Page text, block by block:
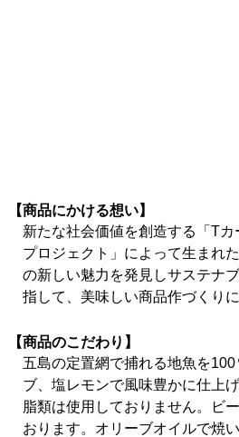
【商品にかける想い】
新たな社会価値を創造する「T
プロジェクト」によって生まれ
の新しい魅力を発見しサステナ
指して、美味しい商品作づくり
【商品のこだわり】
五島の定置網で捕れる地魚を
ブ、塩レモンで風味豊かに仕上
脂類は使用しておりません。ビ
おります。オリーブオイルで焼